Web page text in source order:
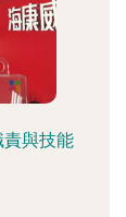
與技能